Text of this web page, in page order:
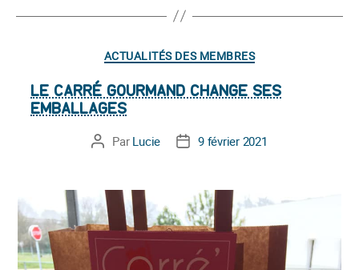
Catégories
ACTUALITÉS DES MEMBRES
LE CARRÉ GOURMAND CHANGE SES
EMBALLAGES
Auteur
Par Lucie
Date9 février 2021